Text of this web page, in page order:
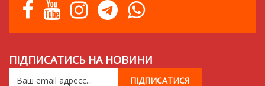
ПІДПИСАТИСЬ НА НОВИНИ